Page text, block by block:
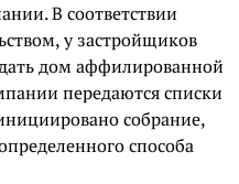
В соответствии
у застройщиков
дом аффилированной
передаются списки
собрание,
способа